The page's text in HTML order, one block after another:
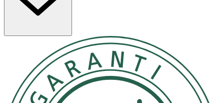
Var noga med hygienen. Ha alltid rena och torra
händer vid hantering av linser.
Besök optiker för ögonundersökning minst en
gång om året.
Följ alltid både tillverkarens och optikerns